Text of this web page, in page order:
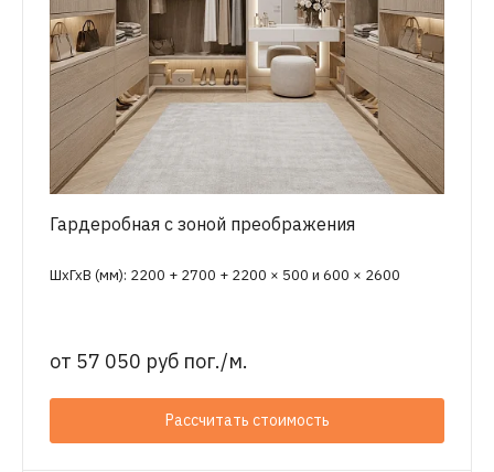
Гардеробная с зоной преображения
ШхГхВ (мм): 2200 + 2700 + 2200 × 500 и 600 × 2600
от 57 050 руб пог./м.
Рассчитать стоимость